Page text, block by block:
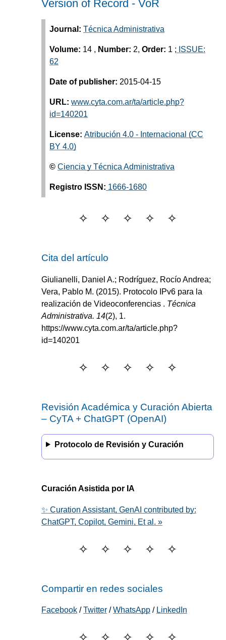
Version of Record - VoR
Journal: Técnica Administrativa
Volume: 14 , Number: 2, Order: 1 ; ISSUE:
62
Date of publisher: 2015-04-15
URL: www.cyta.com.ar/ta/article.php?
id=140201
License: Atribución 4.0 - Internacional (CC
BY 4.0)
© Ciencia y Técnica Administrativa
Registro ISSN: 1666-1680
Cita del artículo
Giulianelli, Daniel A.; Rodríguez, Rocío Andrea;
Vera, Pablo M. (2015). Protocolo IPv6 para la
realización de Videoconferencias . Técnica
Administrativa. 14(2), 1.
https://www.cyta.com.ar/ta/article.php?
id=140201
Revisión Académica y Curación Abierta
– CyTA + ChatGPT (OpenAI)
Protocolo de Revisión y Curación
Curación Asistida por IA
✨ Curation Assistant, GenAI contributed by:
ChatGPT, Copilot, Gemini, Et al. »
Compartir en redes sociales
Facebook /Twitter /WhatsApp / LinkedIn